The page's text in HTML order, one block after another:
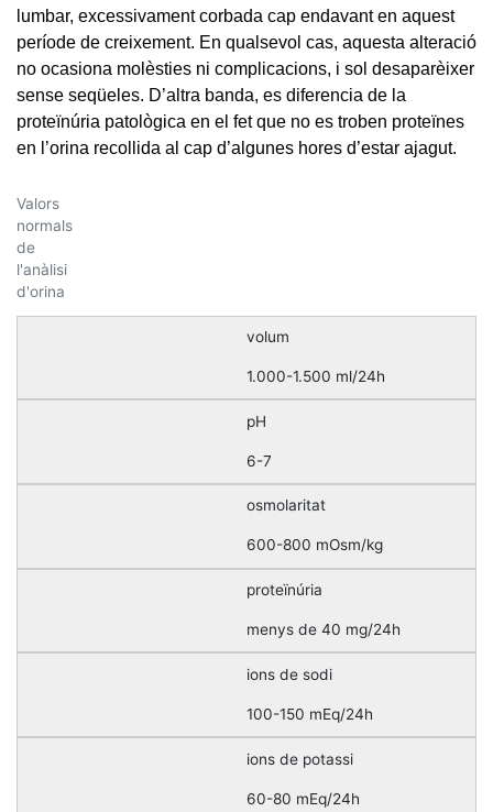
lumbar, excessivament corbada cap endavant en aquest
període de creixement. En qualsevol cas, aquesta alteració
no ocasiona molèsties ni complicacions, i sol desaparèixer
sense seqüeles. D’altra banda, es diferencia de la
proteïnúria patològica en el fet que no es troben proteïnes
en l’orina recollida al cap d’algunes hores d’estar ajagut.
Valors
normals
de
l'anàlisi
d'orina
volum
1.000-1.500 ml/24h
pH
6-7
osmolaritat
600-800 mOsm/kg
proteïnúria
menys de 40 mg/24h
ions de sodi
100-150 mEq/24h
ions de potassi
60-80 mEq/24h